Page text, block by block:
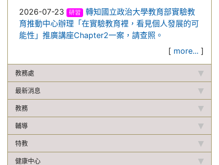
2026-07-23
研習
轉知國立政治大學教育部實驗教
育推動中心辦理「在實驗教育裡，看見個人發展的可
能性」推廣講座Chapter2一案，請查照。
[ more... ]
教務處
最新消息
教務
輔導
特教
健康中心